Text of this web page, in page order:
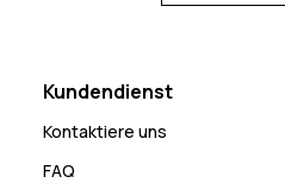
Kundendienst
Kontaktiere uns
FAQ